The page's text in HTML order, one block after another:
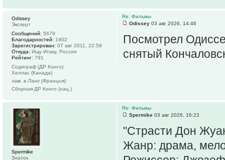
Re: Фильмы
Odissey 03 авг 2026, 14:46
Посмотрел
снятый
Odissey
Эксперт
Сообщений: 5679
Благодарностей: 1902
Зарегистрирован: 07 авг 2011, 22:59
Откуда: Ищу Итаку, Россия
Рейтинг: 791
Содиграф (ДР Конго)
Хеллас (Канада)
зам. в Ланс (Франция)
Сборная ДР Конго (нац.)
Re: Фильмы
Spermike 03 авг 2026, 16:23
"Страсти Дон
Жанр: драма,
Spermike
Знаток